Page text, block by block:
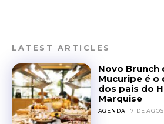
LATEST ARTICLES
Novo
Mucuripe é o
dos pais do
Marquise
AGENDA 7 DE